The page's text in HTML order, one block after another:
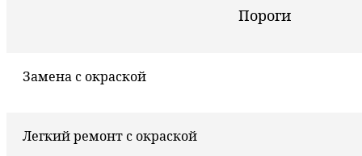
Пороги
Замена с окраской
Легкий ремонт с окраской